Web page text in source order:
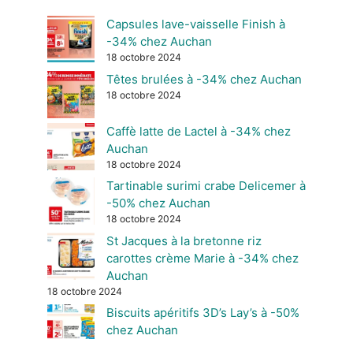
Capsules lave-vaisselle Finish à
-34% chez Auchan
18 octobre 2024
Têtes brulées à -34% chez Auchan
18 octobre 2024
Caffè latte de Lactel à -34% chez
Auchan
18 octobre 2024
Tartinable surimi crabe Delicemer à
-50% chez Auchan
18 octobre 2024
St Jacques à la bretonne riz
carottes crème Marie à -34% chez
Auchan
18 octobre 2024
Biscuits apéritifs 3D’s Lay’s à -50%
chez Auchan